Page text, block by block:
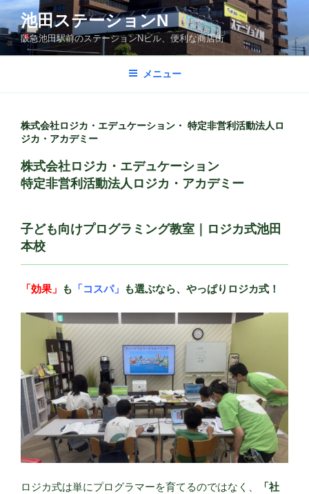
コ
ン
テ
ン
へ
池田ステーションN
阪急池田駅前のステーションNビル、便利な商店街
メニュー
株式会社ロジカ・エデュケーション・ 特定非営利活動法人ロ
ジカ・アカデミー
株式会社ロジカ・エデュケーション
特定非営利活動法人ロジカ・アカデミー
子ども向けプログラミング教室｜ロジカ式池田
本校
「効果」 も 「コスパ」 も選ぶなら、やっぱりロジカ式！
ロジカ式は単にプログラマーを育てるのではなく、
「社